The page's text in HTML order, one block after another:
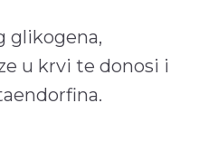
glikogena,
u krvi te donosi i